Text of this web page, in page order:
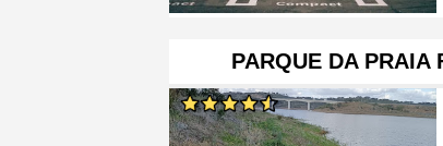
PARQUE DA PRAIA